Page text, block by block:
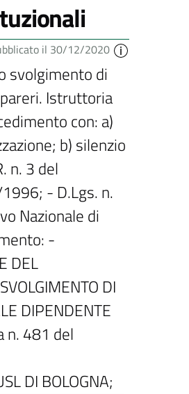
il 30/12/2020
svolgimento di
Istruttoria
con: a)
b) silenzio
n. 3 del
- D.Lgs. n.
Nazionale di
-
DEL
DI
DIPENDENTE
n. 481 del
DI BOLOGNA;